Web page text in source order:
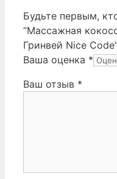
Будьте первым,
“Массажная
Гринвей Nice
Ваша оценка *
Ваш отзыв *